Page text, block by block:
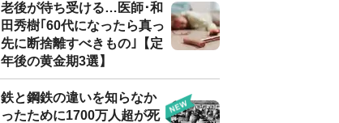
老後が待ち受ける…医師･和
田秀樹｢60代になったら真っ
先に断捨離すべきもの｣【定
年後の黄金期3選】
鉄と鋼鉄の違いを知らなか
ったために1700万人超が死